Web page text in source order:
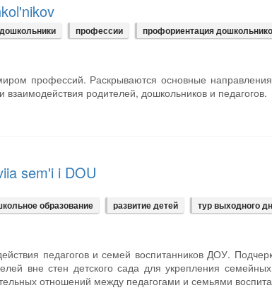
дошкольники профессии профориентация
профессий. Раскрываются основные
родителей, дошкольников и педагогов.
sem'i i DOU
образование развитие детей тур выходного
педагогов и семей воспитанников ДОУ.
вне стен детского сада для укрепления
отношений между педагогами и семьями